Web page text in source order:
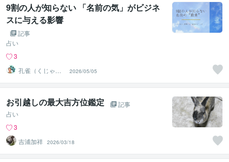
9割の人が知らない 「名前の気」がビジネ
スに与える影響
記事
占い
3
孔雀（くじゃ
く）
2026/05/05
お引越しの最大吉方位鑑定
記事
占い
3
吉浦加祥 2026/03/18